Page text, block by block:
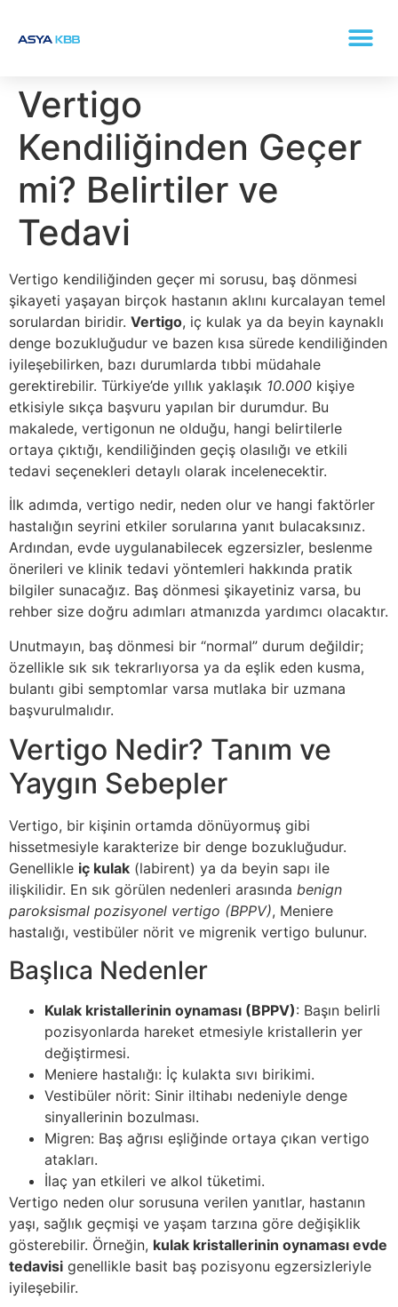
Vertigo
Kendiliğinden Geçer
mi? Belirtiler ve
Tedavi
Vertigo kendiliğinden geçer mi sorusu, baş dönmesi
şikayeti yaşayan birçok hastanın aklını kurcalayan temel
sorulardan biridir. Vertigo, iç kulak ya da beyin kaynaklı
denge bozukluğudur ve bazen kısa sürede kendiliğinden
iyileşebilirken, bazı durumlarda tıbbi müdahale
gerektirebilir. Türkiye’de yıllık yaklaşık 10.000 kişiye
etkisiyle sıkça başvuru yapılan bir durumdur. Bu
makalede, vertigonun ne olduğu, hangi belirtilerle
ortaya çıktığı, kendiliğinden geçiş olasılığı ve etkili
tedavi seçenekleri detaylı olarak incelenecektir.
İlk adımda, vertigo nedir, neden olur ve hangi faktörler
hastalığın seyrini etkiler sorularına yanıt bulacaksınız.
Ardından, evde uygulanabilecek egzersizler, beslenme
önerileri ve klinik tedavi yöntemleri hakkında pratik
bilgiler sunacağız. Baş dönmesi şikayetiniz varsa, bu
rehber size doğru adımları atmanızda yardımcı olacaktır.
Unutmayın, baş dönmesi bir “normal” durum değildir;
özellikle sık sık tekrarlıyorsa ya da eşlik eden kusma,
bulantı gibi semptomlar varsa mutlaka bir uzmana
başvurulmalıdır.
Vertigo Nedir? Tanım ve
Yaygın Sebepler
Vertigo, bir kişinin ortamda dönüyormuş gibi
hissetmesiyle karakterize bir denge bozukluğudur.
Genellikle iç kulak (labirent) ya da beyin sapı ile
ilişkilidir. En sık görülen nedenleri arasında benign
paroksismal pozisyonel vertigo (BPPV), Meniere
hastalığı, vestibüler nörit ve migrenik vertigo bulunur.
Başlıca Nedenler
Kulak kristallerinin oynaması (BPPV): Başın belirli
pozisyonlarda hareket etmesiyle kristallerin yer
değiştirmesi.
Meniere hastalığı: İç kulakta sıvı birikimi.
Vestibüler nörit: Sinir iltihabı nedeniyle denge
sinyallerinin bozulması.
Migren: Baş ağrısı eşliğinde ortaya çıkan vertigo
atakları.
İlaç yan etkileri ve alkol tüketimi.
Vertigo neden olur sorusuna verilen yanıtlar, hastanın
yaşı, sağlık geçmişi ve yaşam tarzına göre değişiklik
gösterebilir. Örneğin, kulak kristallerinin oynaması evde
tedavisi genellikle basit baş pozisyonu egzersizleriyle
iyileşebilir.